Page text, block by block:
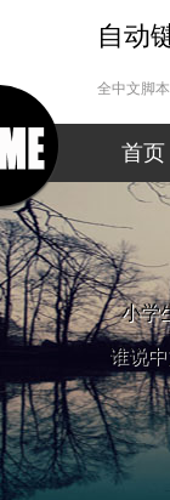
自动
全中文脚本
首页
小学
谁说